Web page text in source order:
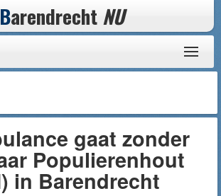
Barendrecht NU
gaat zonder
Populierenhout
in Barendrecht